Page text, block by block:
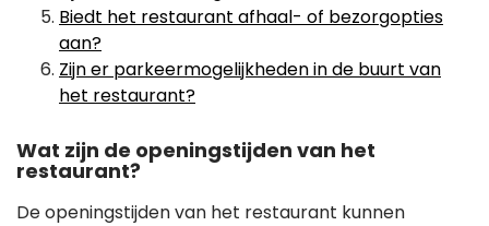
Biedt het restaurant afhaal- of bezorgopties
aan?
Zijn er parkeermogelijkheden in de buurt van
het restaurant?
Wat zijn de openingstijden van het
restaurant?
De openingstijden van het restaurant kunnen